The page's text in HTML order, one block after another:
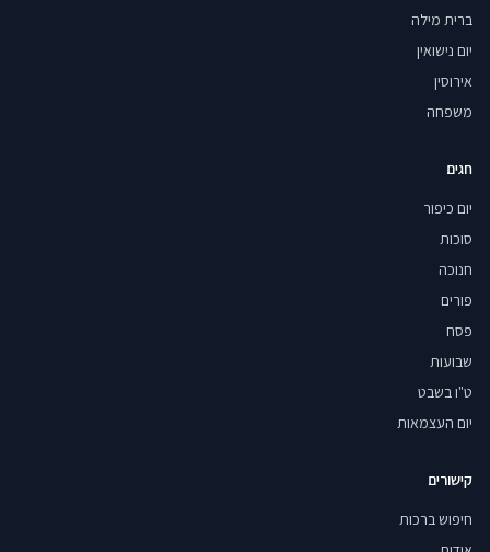
ברית מילה
יום נישואין
אירוסין
משפחה
חגים
יום כיפור
סוכות
חנוכה
פורים
פסח
שבועות
ט"ו בשבט
יום העצמאות
קישורים
חיפוש ברכות